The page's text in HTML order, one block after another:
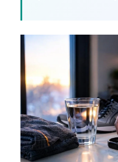
Cebuano
ئۇيغۇرچە
Кыргызча
Татар теле
Беларуская мова